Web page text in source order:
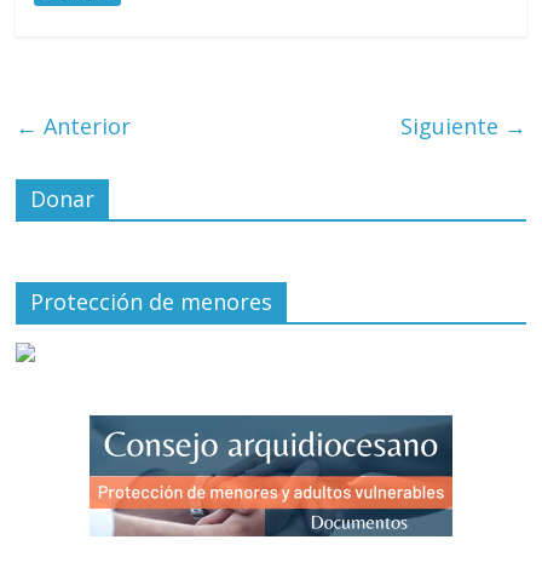
← Anterior Siguiente →
Donar
Protección de menores